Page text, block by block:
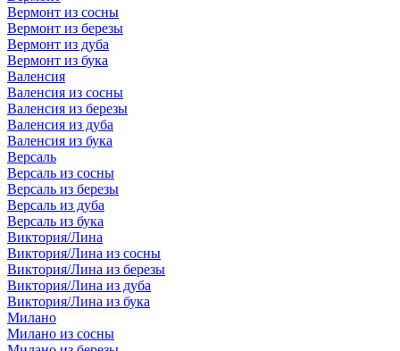
Вермонт из сосны
Вермонт из березы
Вермонт из дуба
Вермонт из бука
Валенсия
Валенсия из сосны
Валенсия из березы
Валенсия из дуба
Валенсия из бука
Версаль
Версаль из сосны
Версаль из березы
Версаль из дуба
Версаль из бука
Виктория/Лина
Виктория/Лина из сосны
Виктория/Лина из березы
Виктория/Лина из дуба
Виктория/Лина из бука
Милано
Милано из сосны